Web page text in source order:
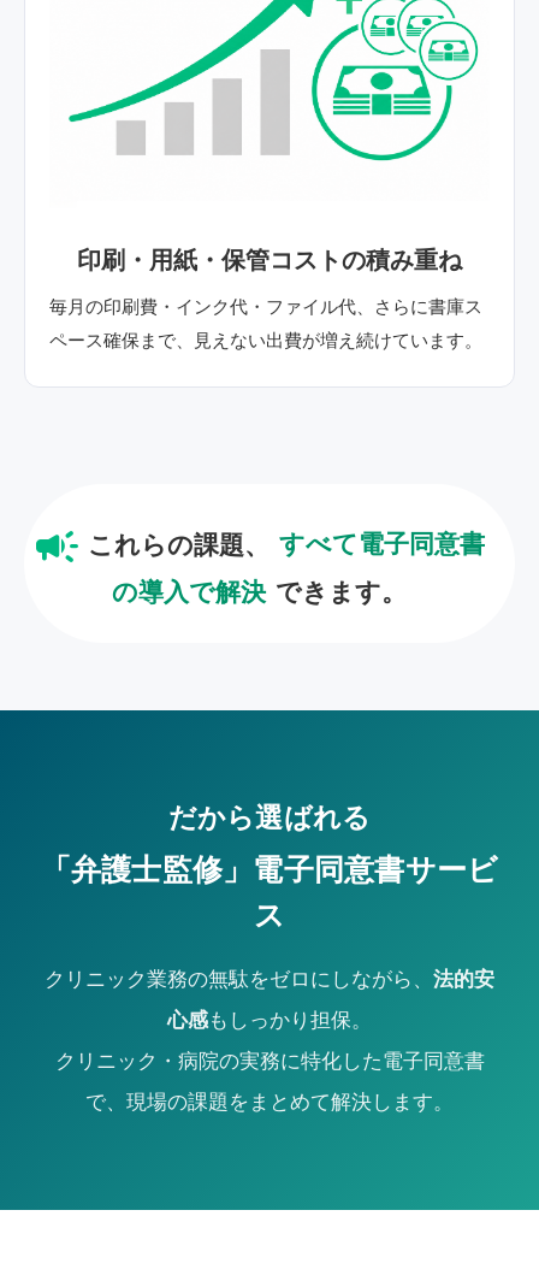
印刷・用紙・保管コストの積み重ね
毎月の印刷費・インク代・ファイル代、さらに書庫ス
ペース確保まで、見えない出費が増え続けています。
campaign これらの課題、
すべて電子同意書
の導入で解決 できます。
だから選ばれる
「弁護士監修」電子同意書サービ
ス
クリニック業務の無駄をゼロにしながら、 法的安
心感もしっかり担保。
クリニック・病院の実務に特化した電子同意書
で、現場の課題をまとめて解決します。